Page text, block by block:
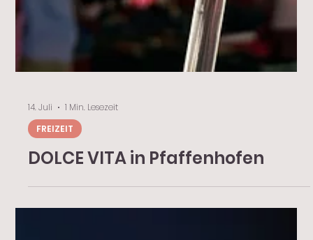
14. Juli
1 Min. Lesezeit
FREIZEIT
DOLCE VITA in Pfaffenhofen